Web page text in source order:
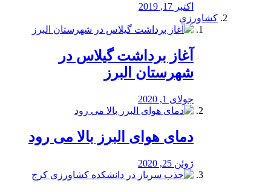
اکتبر 17, 2019
کشاورزی
آغاز برداشت گیلاس در
شهرستان البرز
جولای 1, 2020
دمای هوای البرز بالا می رود
ژوئن 25, 2020